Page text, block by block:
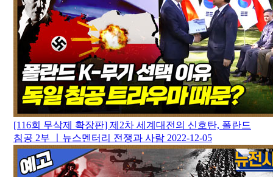
[116회 무삭제 확장판] 제2차 세계대전의 신호탄, 폴란드
침공 2부 ㅣ뉴스멘터리 전쟁과 사람 2022-12-05